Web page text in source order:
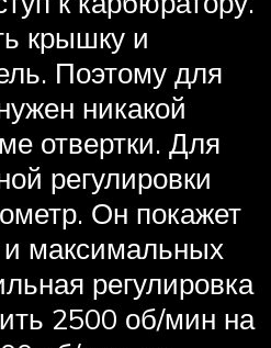
крышку и
Поэтому для
никакой
отвертки. Для
регулировки
Он покажет
максимальных
регулировка
2500 об/мин на